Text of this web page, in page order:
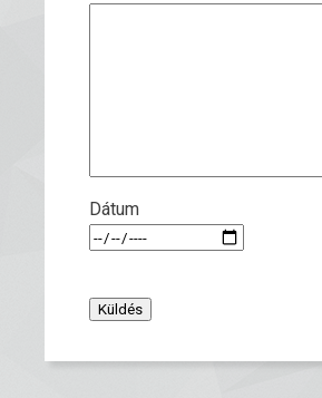
Dátum